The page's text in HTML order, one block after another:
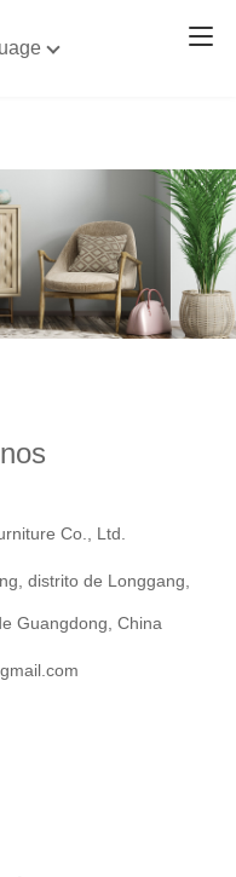
Co., Ltd.
distrito de Longgang,
Guangdong, China